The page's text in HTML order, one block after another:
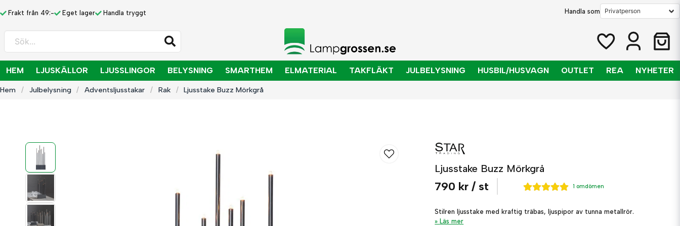
Frakt från 49:- Eget lager Handla tryggt Handla som
Sök...
HEM LJUSKÄLLOR LJUSSLINGOR BELYSNING SMARTHEM ELMATERIAL TAKFLÄKT JULBELYSNING HUSBIL/HUSVAGN OUTLET REA NYHETER
Hem Julbelysning Adventsljusstakar Rak Ljusstake Buzz Mörkgrå
Ljusstake Buzz Mörkgrå
790 kr / st 1 omdömen
Stilren ljusstake med kraftig träbas, ljuspipor av tunna metallrör.
Läs mer